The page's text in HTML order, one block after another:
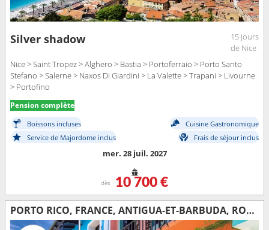
Silver shadow
15 jours
de Nice
Nice > Saint Tropez > Alghero > Bastia > Portoferraio > Porto Santo
Stefano > Salerne > Naxos Di Giardini > La Valette > Trapani > Livourne
> Portofino
Pension complète
Boissons incluses
Cuisine Gastronomique
Service de Majordome inclus
Frais de séjour inclus
mer. 28 juil. 2027
dès 10 700 €
PORTO RICO, FRANCE, ANTIGUA-ET-BARBUDA, ROYAUME-UNI, JOST VAN DYKE